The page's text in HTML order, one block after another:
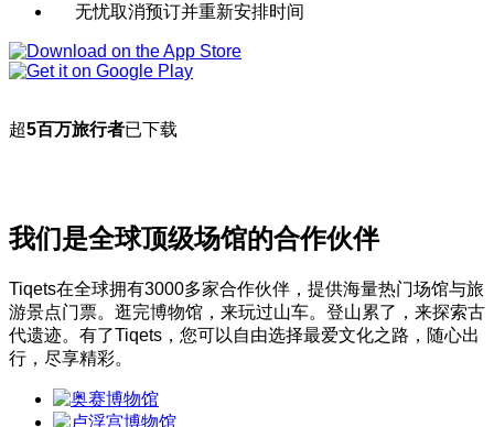
无忧取消预订并重新安排时间
超5百万旅行者已下载
我们是全球顶级场馆的合作伙伴
Tiqets在全球拥有3000多家合作伙伴，提供海量热门场馆与旅
游景点门票。逛完博物馆，来玩过山车。登山累了，来探索古
代遗迹。有了Tiqets，您可以自由选择最爱文化之路，随心出
行，尽享精彩。